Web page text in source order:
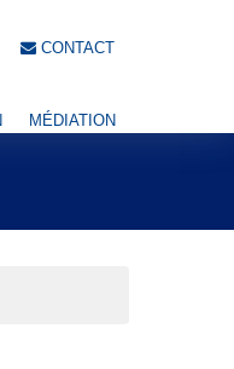
CONTACT
MÉDIATION